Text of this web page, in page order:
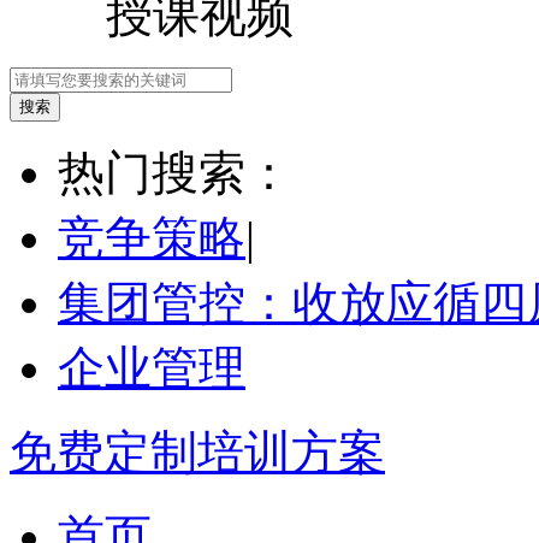
授课视频
热门搜索：
竞争策略|
集团管控：收放应循四
企业管理
免费定制培训方案